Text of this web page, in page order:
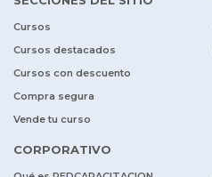
Cursos
Cursos destacados
Cursos con descuento
Compra segura
Vende tu curso
CORPORATIVO